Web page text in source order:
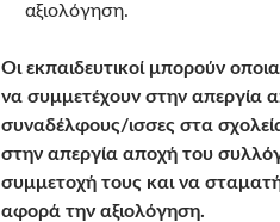
αξιολόγηση.
Οι εκπαιδευτικοί μπορούν
να συμμετέχουν στην απεργία
συναδέλφους/ισσες στα
στην απεργία αποχή του
συμμετοχή τους και να
αφορά την αξιολόγηση.